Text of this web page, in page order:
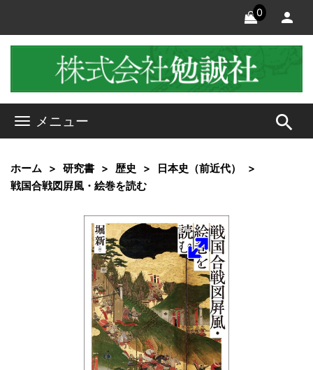
0
メニュー search
ホーム 研究書 歴史
日本史（前近代）
戦国合戦図屛風・絵巻を読む